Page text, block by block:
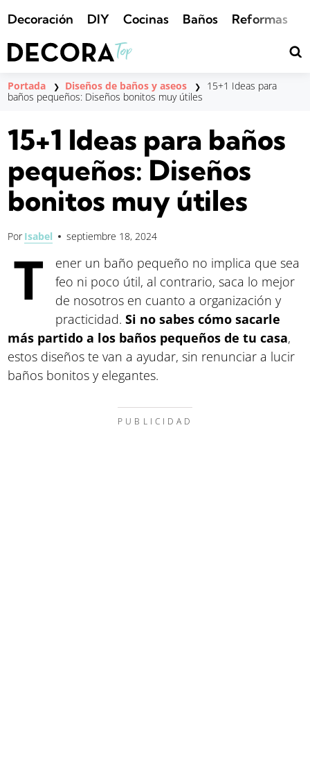
alDecoración DIY Cocinas Baños Reformas
Portada ❯ Diseños de baños y aseos ❯
15+1 Ideas para
baños pequeños: Diseños bonitos muy útiles
15+1 Ideas para baños
pequeños: Diseños
bonitos muy útiles
Por Isabel septiembre 18, 2024
T
ener un baño pequeño no implica que sea
feo ni poco útil, al contrario, saca lo mejor
de nosotros en cuanto a organización y
practicidad.Si no sabes cómo sacarle
más partido a los baños pequeños de tu casa,
estos diseños te van a ayudar, sin renunciar a lucir
baños bonitos y elegantes.